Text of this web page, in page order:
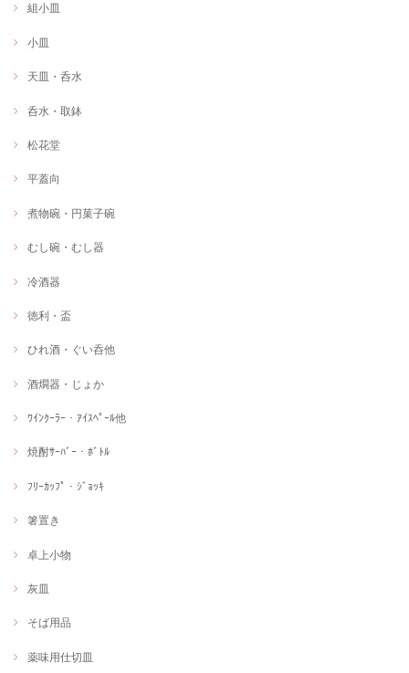
組小皿
小皿
天皿・呑水
呑水・取鉢
松花堂
平蓋向
煮物碗・円菓子碗
むし碗・むし器
冷酒器
徳利・盃
ひれ酒・ぐい呑他
酒燗器・じょか
ﾜｲﾝｸｰﾗｰ・ｱｲｽﾍﾟｰﾙ他
焼酎ｻｰﾊﾞｰ・ﾎﾞﾄﾙ
ﾌﾘｰｶｯﾌﾟ・ｼﾞｮｯｷ
箸置き
卓上小物
灰皿
そば用品
薬味用仕切皿